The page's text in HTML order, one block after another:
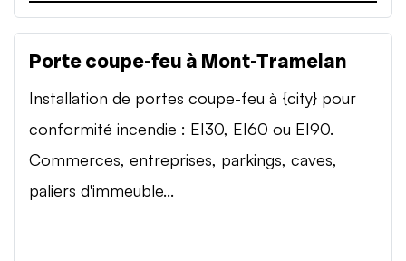
Porte coupe-feu à Mont-Tramelan
Installation de portes coupe-feu à {city} pour
conformité incendie : EI30, EI60 ou EI90.
Commerces, entreprises, parkings, caves,
paliers d'immeuble...